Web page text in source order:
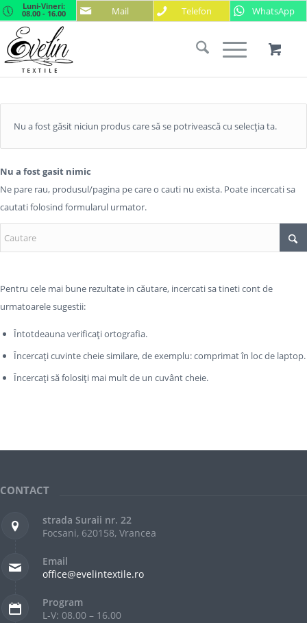
Mail Telefon WhatsApp
Luni-Vineri:
08.00 - 16.00
Nu a fost găsit niciun produs care să se potrivească cu selecția ta.
Nu a fost gasit nimic
Ne pare rau, produsul/pagina pe care o cauti nu exista. Poate incercati sa
cautati folosind formularul urmator.
Pentru cele mai bune rezultate in căutare, incercati sa tineti cont de
urmatoarele sugestii:
Întotdeauna verificați ortografia.
Încercați cuvinte cheie similare, de exemplu: comprimat în loc de laptop.
Încercați să folosiți mai mult de un cuvânt cheie.
CONTACT
strada Suraii nr. 22
Focsani, 620158, Vrancea
Email
office@evelintextile.ro
Program
L-V: 08.00 – 16.00